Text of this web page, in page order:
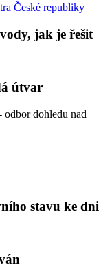
České republiky
jak je řešit
útvar
dohledu nad
stavu ke dni